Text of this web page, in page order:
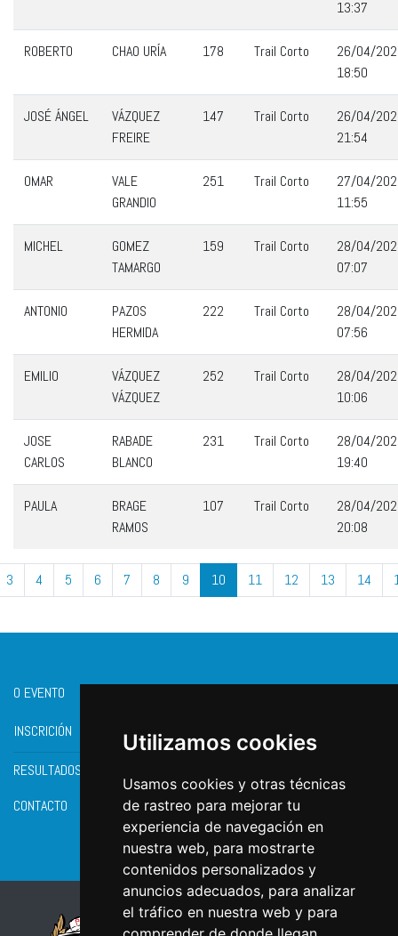
Utilizamos cookies
Usamos cookies y otras técnicas
de rastreo para mejorar tu
experiencia de navegación en
nuestra web, para mostrarte
contenidos personalizados y
anuncios adecuados, para analizar
el tráfico en nuestra web y para
13:37
ROBERTO CHAO URÍA 178 Trail Corto
26/04/
18:50
JOSÉ ÁNGEL
VÁZQUEZ
FREIRE
147 Trail Corto
26/04/
21:54
OMAR
VALE
GRANDIO
251 Trail Corto
27/04/
11:55
MICHEL
GOMEZ
TAMARGO
159 Trail Corto
28/04/
07:07
ANTONIO
PAZOS
HERMIDA
222 Trail Corto
28/04/
07:56
EMILIO
VÁZQUEZ
VÁZQUEZ
252 Trail Corto
28/04/
10:06
JOSE
CARLOS
RABADE
BLANCO
231 Trail Corto
28/04/
19:40
PAULA
BRAGE
RAMOS
107 Trail Corto
28/04/
20:08
3 4 5 6 7 8 9 10 11 12 13 14
O EVENTO
INSCRICIÓN
RESULTADOS
CONTACTO